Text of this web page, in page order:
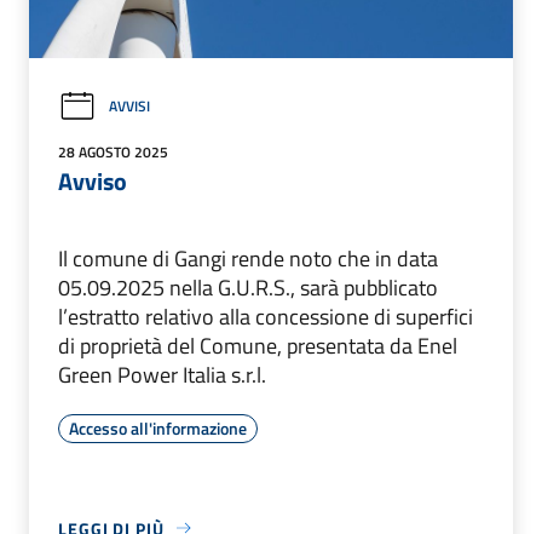
AVVISI
28 AGOSTO 2025
Avviso
Il comune di Gangi rende noto che in data
05.09.2025 nella G.U.R.S., sarà pubblicato
l’estratto relativo alla concessione di superfici
di proprietà del Comune, presentata da Enel
Green Power Italia s.r.l.
Accesso all'informazione
LEGGI DI PIÙ